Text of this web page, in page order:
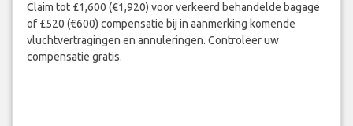
Claim tot £1,600 (€1,920) voor verkeerd behandelde bagage
of £520 (€600) compensatie bij in aanmerking komende
vluchtvertragingen en annuleringen. Controleer uw
compensatie gratis.